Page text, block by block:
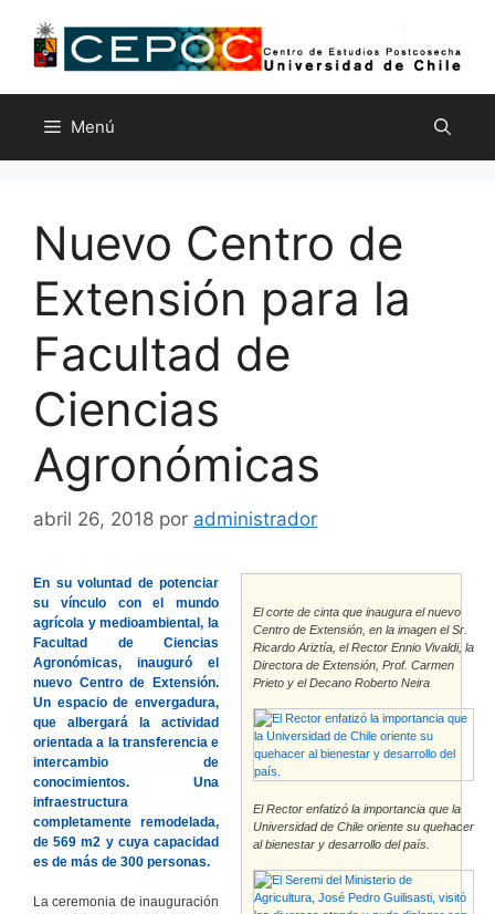
contenido
Menú
Nuevo Centro de
Extensión para la
Facultad de
Ciencias
Agronómicas
abril 26, 2018 por administrador
El corte de cinta que inaugura el nuevo
Centro de Extensión, en la imagen el Sr.
Ricardo Ariztía, el Rector Ennio Vivaldi, la
Directora de Extensión, Prof. Carmen
Prieto y el Decano Roberto Neira
El Rector enfatizó la importancia que la
Universidad de Chile oriente su quehacer
al bienestar y desarrollo del país.
En su voluntad de potenciar
su vínculo con el mundo
agrícola y medioambiental, la
Facultad de Ciencias
Agronómicas, inauguró el
nuevo Centro de Extensión.
Un espacio de envergadura,
que albergará la actividad
orientada a la transferencia e
intercambio de
conocimientos. Una
infraestructura
completamente remodelada,
de 569 m2 y cuya capacidad
es de más de 300 personas.
La ceremonia de inauguración